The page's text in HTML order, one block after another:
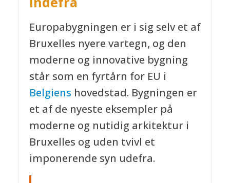
Europabygningen er i sig selv et af
Bruxelles nyere vartegn, og den
moderne og innovative bygning
står som en fyrtårn for EU i
Belgiens hovedstad. Bygningen er
et af de nyeste eksempler på
moderne og nutidig arkitektur i
Bruxelles og uden tvivl et
imponerende syn udefra.